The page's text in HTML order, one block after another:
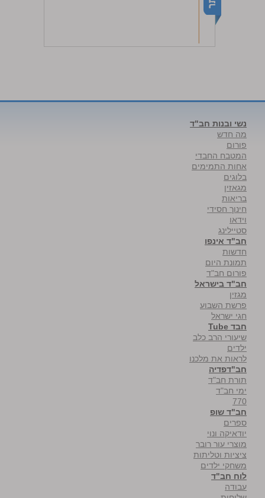
נשי ובנות חב"ד
מה חדש
פורום
המטבח החבדי
אחות התמימים
בלוגים
מגאזין
בריאות
חינוך חסידי
וידאו
סטיילינג
חב"ד אינפו
חדשות
תמונת היום
פורום חב"ד
חב"ד בישראל
מגזין
פרשת השבוע
חגי ישראל
חבד Tube
שיעורי הרב כלב
ילדים
לראות את מלכנו
חב"דפדיה
תורת חב"ד
ימי חב"ד
770
חב"ד שופ
ספרים
יודאיקה ונוי
מוצרי עור רובר
ציציות וטליתות
משחקי ילדים
לוח חב"ד
עבודה